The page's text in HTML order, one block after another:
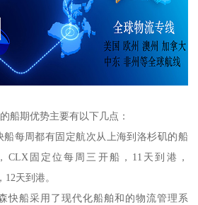
船期优势主要有以下几点：
船每周都有固定航次从上海到洛杉矶的船
CLX固定位每周三开船，11天到港，
天到港。
快船采用了现代化船舶和的物流管理系